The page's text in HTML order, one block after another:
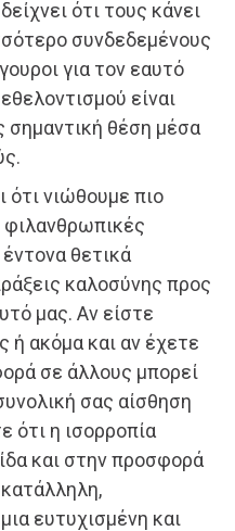
ότι τους κάνει
συνδεδεμένους
για τον εαυτό
είναι
σημαντική θέση μέσα
ότι νιώθουμε πιο
φιλανθρωπικές
θετικά
καλοσύνης προς
μας. Αν είστε
ή ακόμα και αν έχετε
σε άλλους μπορεί
σας αίσθηση
ότι η ισορροπία
και στην προσφορά
ευτυχισμένη και